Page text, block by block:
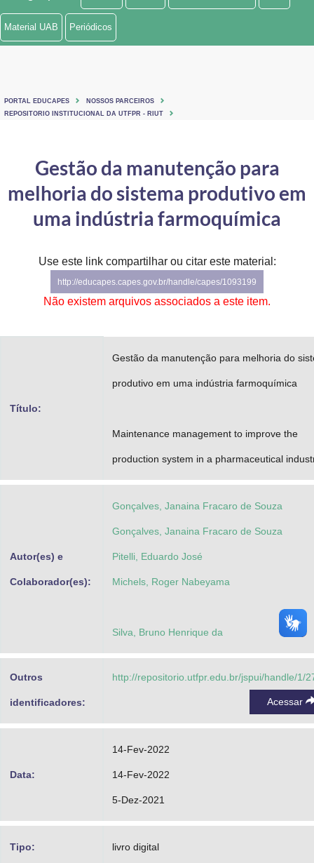
Ministério de Minas e Energia
Ministério do Turismo
Controladoria-Geral da União
Ministério da Mulher, da Família e dos Direitos Humanos
Secretaria de Governo
Gabinete de Segurança Institucional
Material UAB Periódicos
PORTAL EDUCAPES
NOSSOS PARCEIROS
REPOSITORIO INSTITUCIONAL DA UTFPR - RIUT
Gestão da manutenção para
melhoria do sistema produtivo em
uma indústria farmoquímica
Use este link compartilhar ou citar este material:
http://educapes.capes.gov.br/handle/capes/1093199
Não existem arquivos associados a este item.
Título:
Gestão da manutenção para melhoria do
produtivo em uma indústria farmoquímica
Maintenance management to improve the
production system in a pharmaceutical
Autor(es) e
Colaborador(es):
Gonçalves, Janaina Fracaro de Souza
Gonçalves, Janaina Fracaro de Souza
Pitelli, Eduardo José
Michels, Roger Nabeyama
Silva, Bruno Henrique da
Outros
identificadores:
http://repositorio.utfpr.edu.br/jspui/handle/1/
Acessar
Data:
14-Fev-2022
14-Fev-2022
5-Dez-2021
Tipo: livro digital